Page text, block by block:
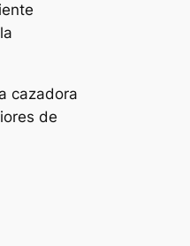
cazadora
de